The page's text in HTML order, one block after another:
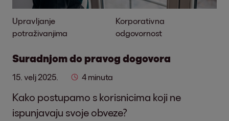
Upravljanje
potraživanjima
Korporativna
odgovornost
Suradnjom do pravog dogovora
15. velj 2025. 4 minuta
Kako postupamo s korisnicima koji ne
ispunjavaju svoje obveze?